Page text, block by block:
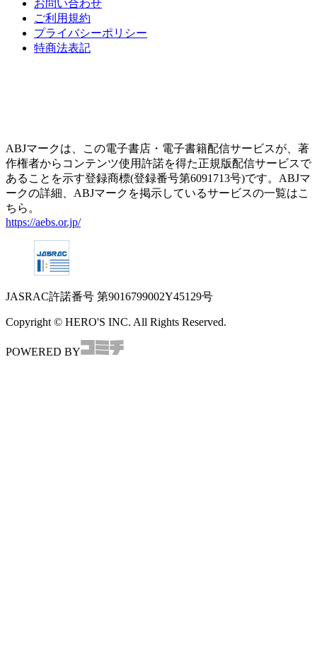
お問い合わせ
ご利用規約
プライバシーポリシー
特商法表記
ABJマークは、この電子書店・電子書籍配信サービスが、著
作権者からコンテンツ使用許諾を得た正規版配信サービスで
あることを示す登録商標(登録番号第6091713号)です。ABJマ
ークの詳細、ABJマークを掲示しているサービスの一覧はこ
ちら。
https://aebs.or.jp/
JASRAC許諾番号 第9016799002Y45129号
Copyright © HERO'S INC. All Rights Reserved.
POWERED BY